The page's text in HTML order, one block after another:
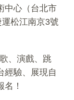
中心（台北市
松江南京3號
、演戲、跳
經驗、展現自
！